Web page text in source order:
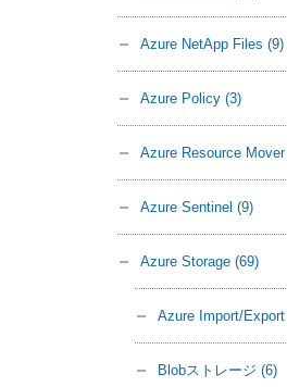
Azure NetApp Files (9)
Azure Policy (3)
Azure Resource Mover
Azure Sentinel (9)
Azure Storage (69)
Azure Import/Export
Blobストレージ (6)